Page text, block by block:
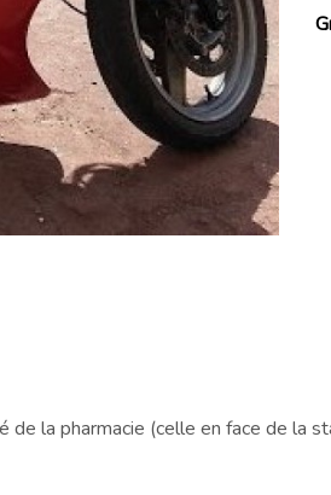
la pharmacie (celle en face de la